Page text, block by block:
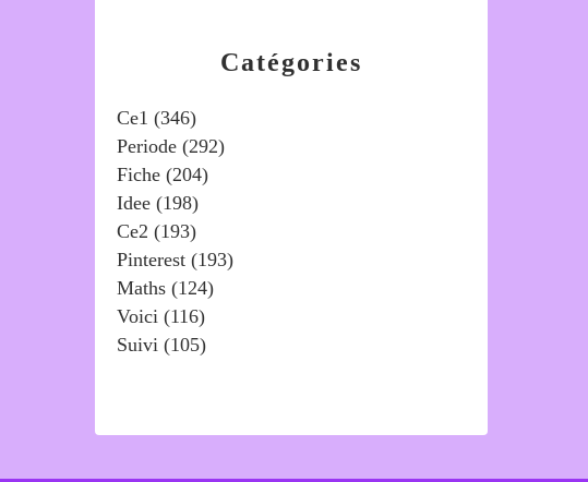
Catégories
Ce1 (346)
Periode (292)
Fiche (204)
Idee (198)
Ce2 (193)
Pinterest (193)
Maths (124)
Voici (116)
Suivi (105)